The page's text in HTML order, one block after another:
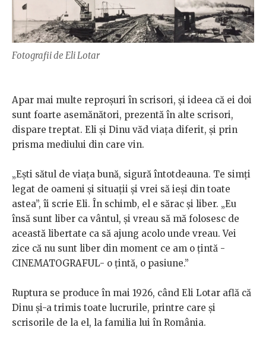
Fotografii de Eli Lotar
Apar mai multe reproșuri în scrisori, și ideea că ei doi
sunt foarte asemănători, prezentă în alte scrisori,
dispare treptat. Eli și Dinu văd viața diferit, și prin
prisma mediului din care vin.
„Ești sătul de viața bună, sigură întotdeauna. Te simți
legat de oameni și situații și vrei să ieși din toate
astea”, îi scrie Eli. În schimb, el e sărac și liber. „Eu
însă sunt liber ca vântul, și vreau să mă folosesc de
această libertate ca să ajung acolo unde vreau. Vei
zice că nu sunt liber din moment ce am o țintă -
CINEMATOGRAFUL- o țintă, o pasiune.”
Ruptura se produce în mai 1926, când Eli Lotar află că
Dinu și-a trimis toate lucrurile, printre care și
scrisorile de la el, la familia lui în România.